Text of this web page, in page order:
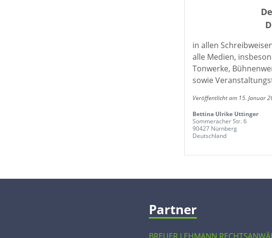
in allen
alle Medien,
Tonwerke,
sowie
Veröffentlicht am 15. Januar
Bettina Ulrike Uttinger
Sommeracher Str. 6
90427 Nürnberg
Deutschland
Partner